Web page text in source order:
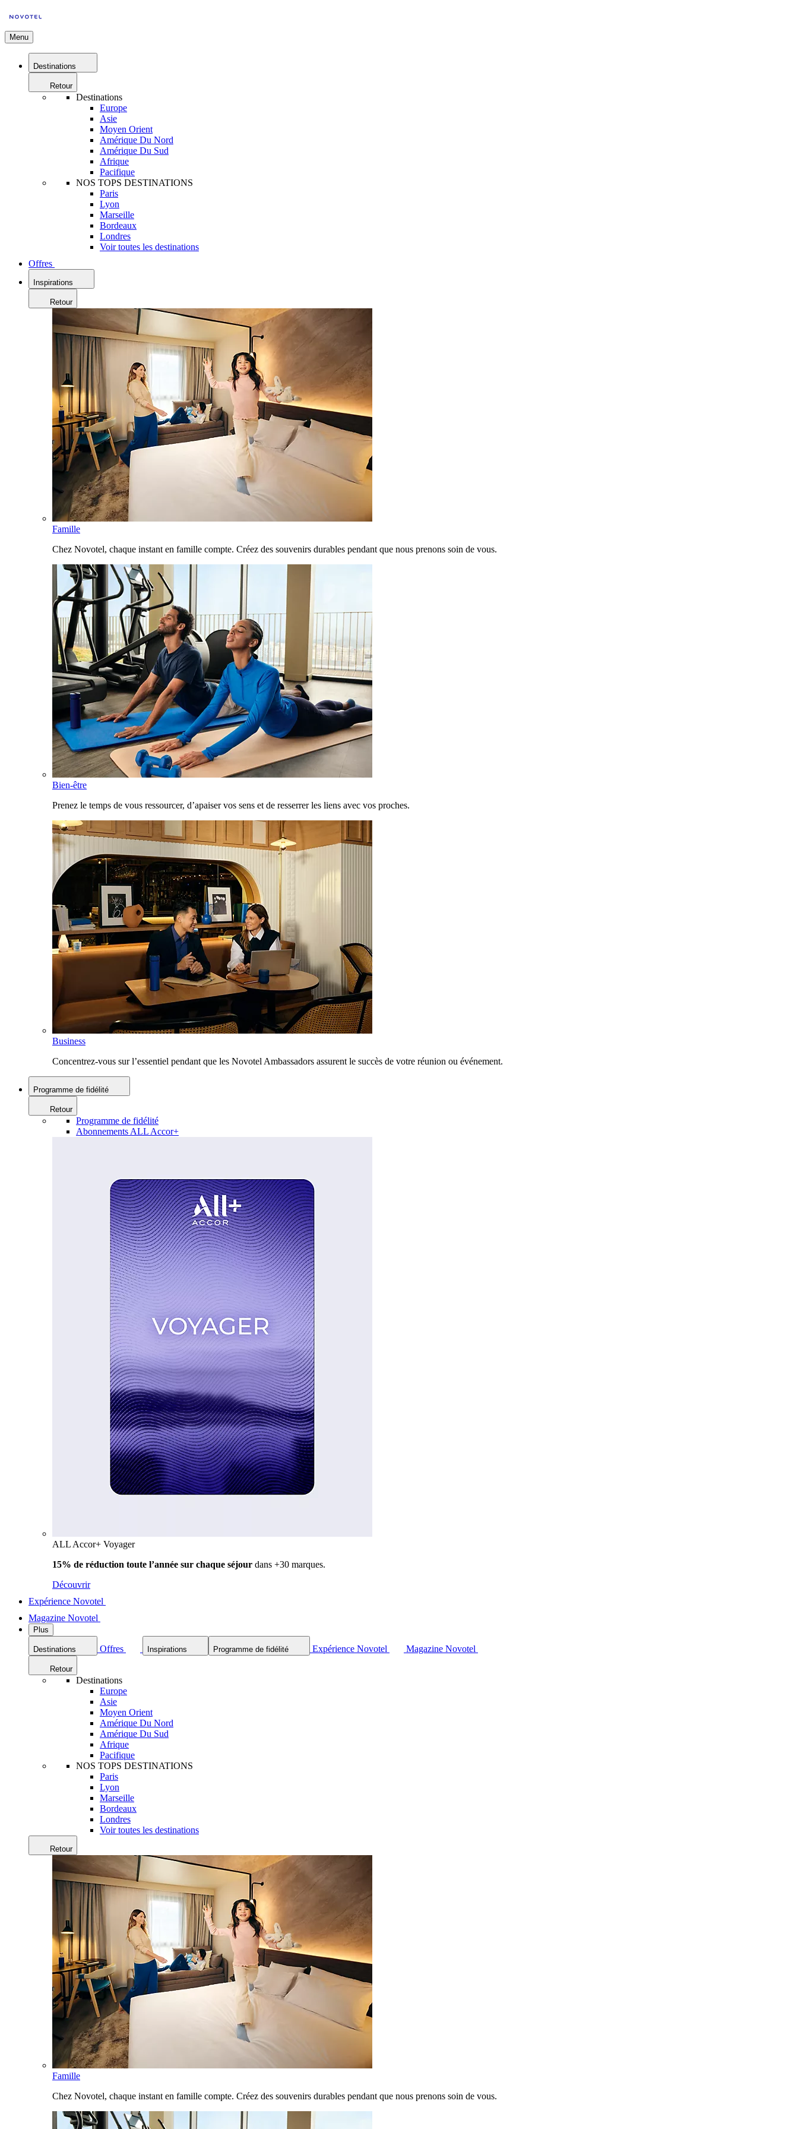
Menu
Destinations
Retour
Destinations
Europe
Asie
Moyen Orient
Amérique Du Nord
Amérique Du Sud
Afrique
Pacifique
NOS TOPS DESTINATIONS
Paris
Lyon
Marseille
Bordeaux
Londres
Voir toutes les destinations
Offres
Inspirations
Retour
Famille
Chez Novotel, chaque instant en famille compte. Créez des souvenirs durables pendant que nous prenons soin de vous.
Bien-être
Prenez le temps de vous ressourcer, d’apaiser vos sens et de resserrer les liens avec vos proches.
Business
Concentrez-vous sur l’essentiel pendant que les Novotel Ambassadors assurent le succès de votre réunion ou événement.
Programme de fidélité
Retour
Programme de fidélité
Abonnements ALL Accor+
ALL Accor+ Voyager
15% de réduction toute l’année sur chaque séjour dans +30 marques.
Découvrir
Expérience Novotel
Magazine Novotel
Plus
Destinations Offres Inspirations Programme de fidélité Expérience Novotel Magazine Novotel
Retour
Destinations
Europe
Asie
Moyen Orient
Amérique Du Nord
Amérique Du Sud
Afrique
Pacifique
NOS TOPS DESTINATIONS
Paris
Lyon
Marseille
Bordeaux
Londres
Voir toutes les destinations
Retour
Famille
Chez Novotel, chaque instant en famille compte. Créez des souvenirs durables pendant que nous prenons soin de vous.